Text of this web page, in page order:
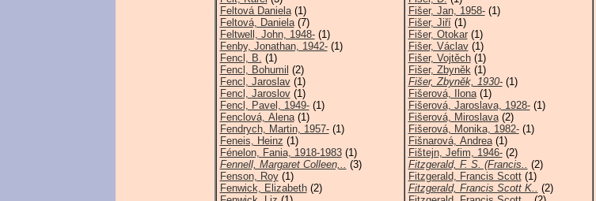
Feltová Daniela(1)
Feltová, Daniela(7)
Feltwell, John, 1948-(1)
Fenby, Jonathan, 1942-(1)
Fencl, B. (1)
Fencl, Bohumil (2)
Fencl, Jaroslav(1)
Fencl, Jaroslov(1)
Fencl, Pavel, 1949-(1)
Fenclová, Alena(1)
Fendrych, Martin, 1957-(1)
Feneis, Heinz (1)
Fénelon, Fania, 1918-1983(1)
Fennell, Margaret Colleen,.. (3)
Fenson, Roy(1)
Fenwick, Elizabeth(2)
Fišer, Jan, 1958-(1)
Fišer, Jiří(1)
Fišer, Otokar(1)
Fišer, Václav(1)
Fišer, Vojtěch(1)
Fišer, Zbyněk(1)
Fišer, Zbyněk, 1930-(1)
Fišerová, Ilona(1)
Fišerová, Jaroslava, 1928-(1)
Fišerová, Miroslava(2)
Fišerová, Monika, 1982-(1)
Fišnarová, Andrea(1)
Fištejn, Jefim, 1946-(2)
Fitzgerald, F. S. (Francis.. (2)
Fitzgerald, Francis Scott(1)
Fitzgerald, Francis Scott K.. (2)